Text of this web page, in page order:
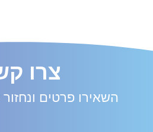
צרו
השאירו פרטים